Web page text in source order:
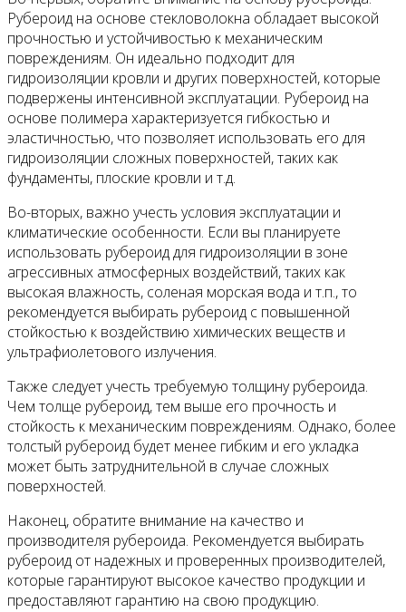
Рубероид на основе стекловолокна обладает высокой
прочностью и устойчивостью к механическим
повреждениям. Он идеально подходит для
гидроизоляции кровли и других поверхностей, которые
подвержены интенсивной эксплуатации. Рубероид на
основе полимера характеризуется гибкостью и
эластичностью, что позволяет использовать его для
гидроизоляции сложных поверхностей, таких как
фундаменты, плоские кровли и т.д.
Во-вторых, важно учесть условия эксплуатации и
климатические особенности. Если вы планируете
использовать рубероид для гидроизоляции в зоне
агрессивных атмосферных воздействий, таких как
высокая влажность, соленая морская вода и т.п., то
рекомендуется выбирать рубероид с повышенной
стойкостью к воздействию химических веществ и
ультрафиолетового излучения.
Также следует учесть требуемую толщину рубероида.
Чем толще рубероид, тем выше его прочность и
стойкость к механическим повреждениям. Однако, более
толстый рубероид будет менее гибким и его укладка
может быть затруднительной в случае сложных
поверхностей.
Наконец, обратите внимание на качество и
производителя рубероида. Рекомендуется выбирать
рубероид от надежных и проверенных производителей,
которые гарантируют высокое качество продукции и
предоставляют гарантию на свою продукцию.